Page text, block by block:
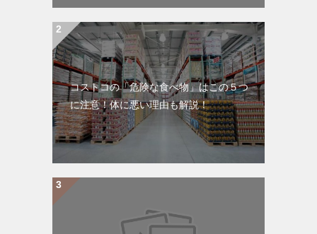
コストコの「危険な食べ物」はこの５つ
に注意！体に悪い理由も解説！